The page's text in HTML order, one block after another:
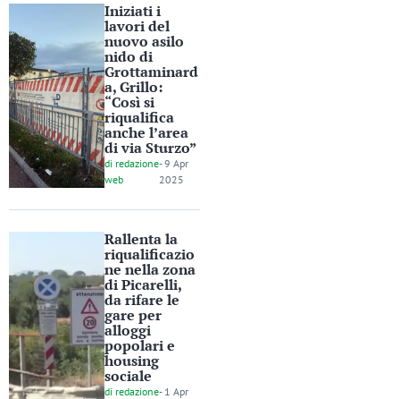
Iniziati i
lavori del
nuovo asilo
nido di
Grottaminard
a, Grillo:
“Così si
riqualifica
anche l’area
di via Sturzo”
di redazione
web
-9 Apr
2025
Rallenta la
riqualificazio
ne nella zona
di Picarelli,
da rifare le
gare per
alloggi
popolari e
housing
sociale
di redazione- 1 Apr